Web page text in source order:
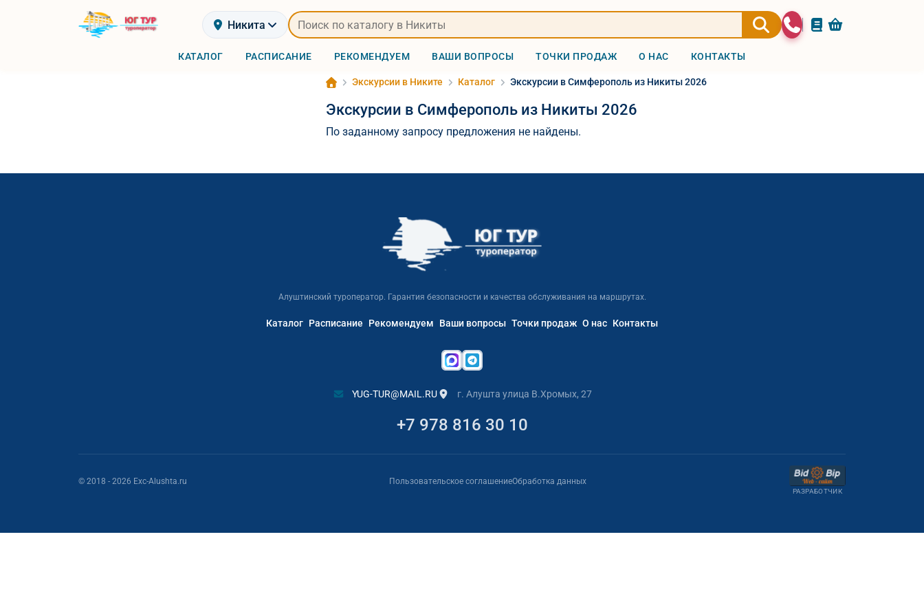
Никита
КАТАЛОГ РАСПИСАНИЕ РЕКОМЕНДУЕМ ВАШИ ВОПРОСЫ ТОЧКИ ПРОДАЖ О НАС КОНТАКТЫ
Экскурсии в Никите Каталог Экскурсии в Симферополь из Никиты 2026
Экскурсии в Симферополь из Никиты 2026
По заданному запросу предложения не найдены.
Алуштинский туроператор. Гарантия безопасности и качества обслуживания на маршрутах.
Каталог Расписание Рекомендуем Ваши вопросы Точки продаж О нас Контакты
YUG-TUR@MAIL.RU г. Алушта улица В.Хромых, 27
+7 978 816 30 10
© 2018 - 2026 Exc-Alushta.ru Пользовательское соглашениеОбработка данных
РАЗРАБОТЧИК